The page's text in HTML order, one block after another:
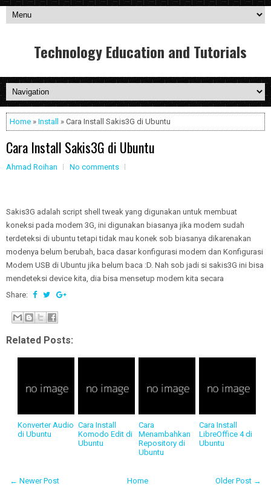
Technology Education and Tutorials
Home » Install » Cara Install Sakis3G di Ubuntu
Cara Install Sakis3G di Ubuntu
Ahmad Roihan No comments
Sakis3G adalah script shell tweak yang digunakan untuk membuat
koneksi pada modem 3G, ini digunakan biasanya jika modem sudah
terdeteksi di ubuntu tetapi tidak mau konek sob biasanya dikarenakan
modenya belum berubah, baca dasar konfigurasi modem dan Konfigurasi
Modem USB di Ubuntu jika belum baca :D. Nah sob jadi si sakis3G ini bisa
mendeteksi device kita, dia bisa mensetup modem kita secara
Share:
Related Posts:
Konverter Audio
di Ubuntu
Cara Install
Komodo Edit di
Ubuntu
Cara
Menambahkan
Repository di
Ubuntu
Cara Install
LibreOffice 4 di
Ubuntu
← Newer Post Older Post →
Home